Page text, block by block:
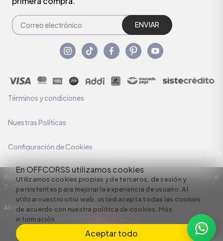
En OFFCORSS utilizamos cookies
Utilizamos cookies propias y de terceros, de sesión y
persistentes para mejorar la experiencia de usuario. Al
utilizar nuestro sitio web, usted acepta todas las cookies
de acuerdo con nuestra política de cookies. Más
información
Aceptar todo
ENVIAR
Términos y condiciones
Nuestras Políticas
Configuración de Cookies
Razón Social: C.I HERMECO S.A. NIT: 890924167-6 Dirección: Carrera 50 #
7 – 35
All rights reserved empowered by